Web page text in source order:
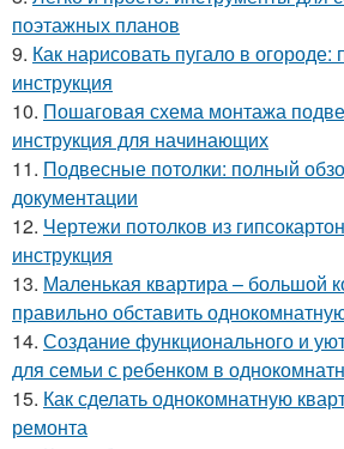
поэтажных планов
9. Как нарисовать пугало в огороде:
инструкция
10. Пошаговая схема монтажа
инструкция для начинающих
11. Подвесные потолки: полный
документации
12. Чертежи потолков из
инструкция
13. Маленькая квартира – большой
правильно обставить
14. Создание функционального и
для семьи с ребенком в
15. Как сделать однокомнатную
ремонта